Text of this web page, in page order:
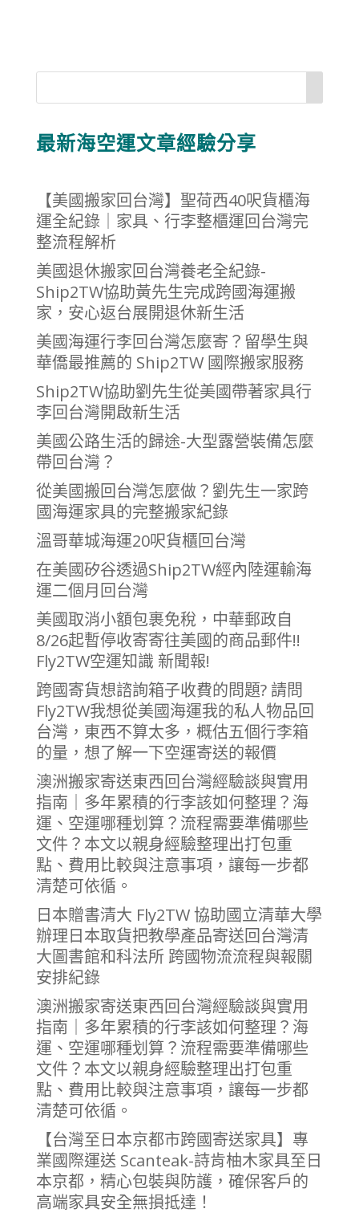
最新海空運文章經驗分享
【美國搬家回台灣】聖荷西40呎貨櫃海
運全紀錄｜家具、行李整櫃運回台灣完
整流程解析
美國退休搬家回台灣養老全紀錄-
Ship2TW協助黃先生完成跨國海運搬
家，安心返台展開退休新生活
美國海運行李回台灣怎麼寄？留學生與
華僑最推薦的 Ship2TW 國際搬家服務
Ship2TW協助劉先生從美國帶著家具行
李回台灣開啟新生活
美國公路生活的歸途-大型露營裝備怎麼
帶回台灣？
從美國搬回台灣怎麼做？劉先生一家跨
國海運家具的完整搬家紀錄
溫哥華城海運20呎貨櫃回台灣
在美國矽谷透過Ship2TW經內陸運輸海
運二個月回台灣
美國取消小額包裹免稅，中華郵政自
8/26起暫停收寄寄往美國的商品郵件!!
Fly2TW空運知識 新聞報!
跨國寄貨想諮詢箱子收費的問題? 請問
Fly2TW我想從美國海運我的私人物品回
台灣，東西不算太多，概估五個行李箱
的量，想了解一下空運寄送的報價
澳洲搬家寄送東西回台灣經驗談與實用
指南｜多年累積的行李該如何整理？海
運、空運哪種划算？流程需要準備哪些
文件？本文以親身經驗整理出打包重
點、費用比較與注意事項，讓每一步都
清楚可依循。
日本贈書清大 Fly2TW 協助國立清華大學
辦理日本取貨把教學產品寄送回台灣清
大圖書館和科法所 跨國物流流程與報關
安排紀錄
澳洲搬家寄送東西回台灣經驗談與實用
指南｜多年累積的行李該如何整理？海
運、空運哪種划算？流程需要準備哪些
文件？本文以親身經驗整理出打包重
點、費用比較與注意事項，讓每一步都
清楚可依循。
【台灣至日本京都市跨國寄送家具】專
業國際運送 Scanteak-詩肯柚木家具至日
本京都，精心包裝與防護，確保客戶的
高端家具安全無損抵達！